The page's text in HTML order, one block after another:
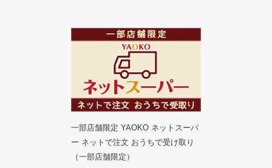
一部店舗限定 YAOKO ネットスーパ
ー ネットで注文 おうちで受け取り
（一部店舗限定）